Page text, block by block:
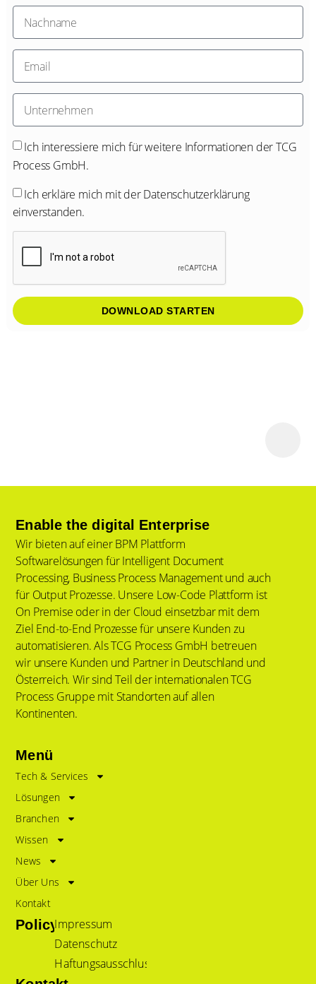
Ich interessiere mich für weitere Informationen der TCG
Process GmbH.
Ich erkläre mich mit derDatenschutzerklärung
einverstanden.
DOWNLOAD STARTEN
Enable the digital Enterprise
Wir bieten auf einer BPM Plattform
Softwarelösungen für Intelligent Document
Processing, Business Process Management und auch
für Output Prozesse. Unsere Low-Code Plattform ist
On Premise oder in der Cloud einsetzbar mit dem
Ziel End-to-End Prozesse für unsere Kunden zu
automatisieren. Als TCG Process GmbH betreuen
wir unsere Kunden und Partner in Deutschland und
Österreich. Wir sind Teil der internationalen TCG
Process Gruppe mit Standorten auf allen
Kontinenten.
Menü
Tech & Services
Lösungen
Branchen
Wissen
News
Über Uns
Kontakt
PolicyImpressum
Datenschutz
Haftungsausschluss